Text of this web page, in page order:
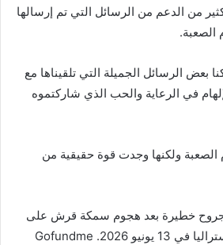
من الدعم من الرسائل التي تم إرسالها
الصعبة.
بعض الرسائل الجميلة التي تلقيناها مع
في الرعاية والحب الذي شاركتموه
الصعبة ولكنها وجدت قوة حقيقية من
خطيرة بعد هجوم سمكة قرش على
يونيو 2026.
Gofundme